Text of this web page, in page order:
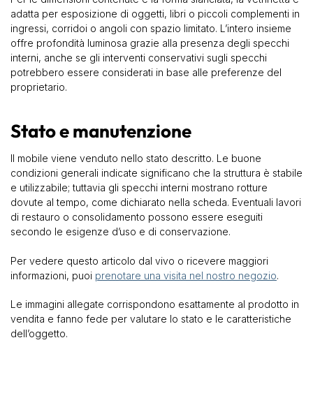
adatta per esposizione di oggetti, libri o piccoli complementi in
ingressi, corridoi o angoli con spazio limitato. L’intero insieme
offre profondità luminosa grazie alla presenza degli specchi
interni, anche se gli interventi conservativi sugli specchi
potrebbero essere considerati in base alle preferenze del
proprietario.
Stato e manutenzione
Il mobile viene venduto nello stato descritto. Le buone
condizioni generali indicate significano che la struttura è stabile
e utilizzabile; tuttavia gli specchi interni mostrano rotture
dovute al tempo, come dichiarato nella scheda. Eventuali lavori
di restauro o consolidamento possono essere eseguiti
secondo le esigenze d’uso e di conservazione.
Per vedere questo articolo dal vivo o ricevere maggiori
informazioni, puoi prenotare una visita nel nostro negozio.
Le immagini allegate corrispondono esattamente al prodotto in
vendita e fanno fede per valutare lo stato e le caratteristiche
dell’oggetto.